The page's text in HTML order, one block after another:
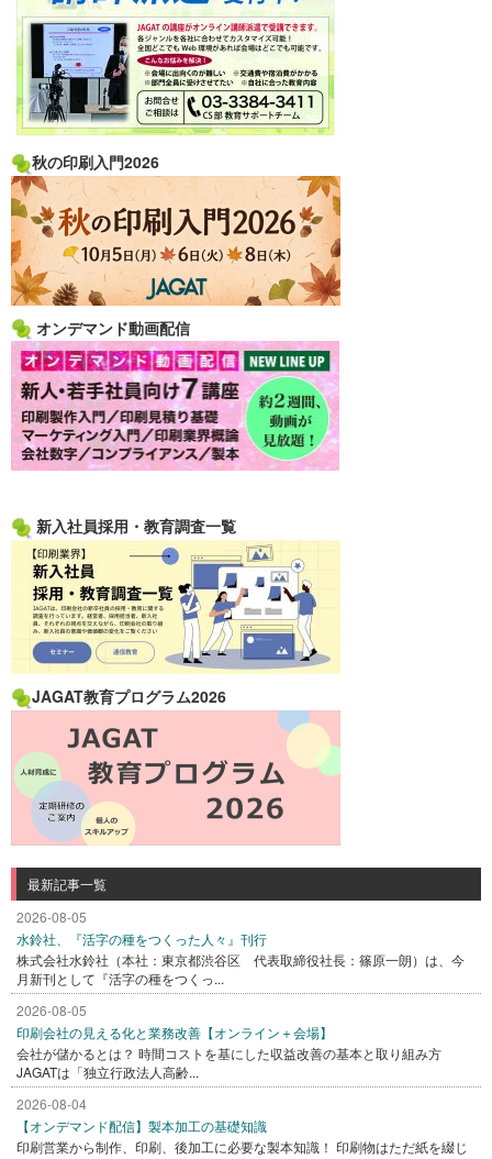
秋の印刷入門2026
オンデマンド動画配信
新入社員採用・教育調査一覧
JAGAT教育プログラム2026
最新記事一覧
2026-08-05
水鈴社、『活字の種をつくった人々』刊行
株式会社水鈴社（本社：東京都渋谷区 代表取締役社長：篠原一朗）は、今
月新刊として『活字の種をつくっ...
2026-08-05
印刷会社の見える化と業務改善【オンライン＋会場】
会社が儲かるとは？ 時間コストを基にした収益改善の基本と取り組み方
JAGATは「独立行政法人高齢...
2026-08-04
【オンデマンド配信】製本加工の基礎知識
印刷営業から制作、印刷、後加工に必要な製本知識！ 印刷物はただ紙を綴じ